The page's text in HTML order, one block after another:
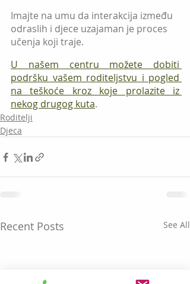
Imajte na umu da interakcija između
odraslih i djece uzajaman je proces
učenja koji traje.
U našem centru možete dobiti
podršku vašem roditeljstvu i pogled
na teškoće kroz koje prolazite iz
nekog drugog kuta.
Roditelji
Djeca
Recent Posts See All